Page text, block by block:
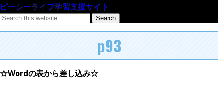
ピーシーライブ学習支援サイト
p93
☆Wordの表から差し込み☆